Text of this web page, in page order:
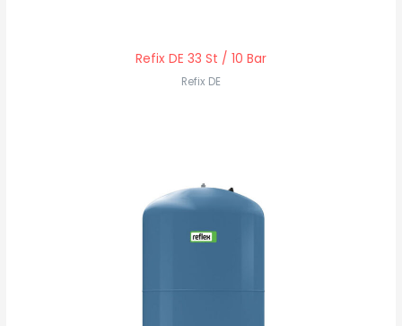
Refix DE 33 St / 10 Bar
Refix DE